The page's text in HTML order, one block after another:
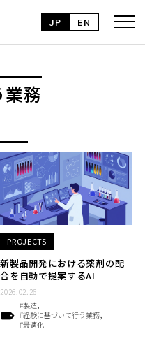
JP EN
務
PROJECTS
新製品開発における薬剤の配
合を自動で提案するAI
2026.02.26
#製造
#経験に基づいて行う業務
#最適化